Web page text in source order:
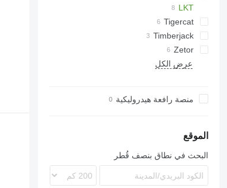
1270LKT
80
81
Tiger
Tigercat
630E
Timberjack
N-series
T-series
Zetor
عرض الكل
منصة رافعة هيدروليكية
الموقع
البحث في نطاق بنصف قُطر